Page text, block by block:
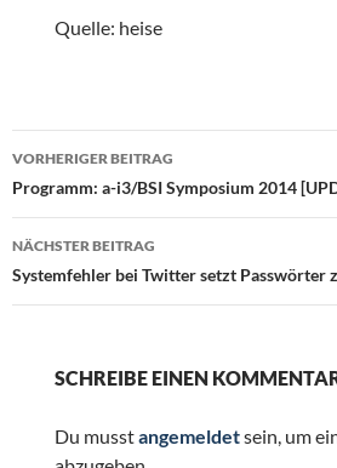
Quelle: heise
Beitragsnavigation
VORHERIGER BEITRAG
Programm: a-i3/BSI Symposium 2014
NÄCHSTER BEITRAG
Systemfehler bei Twitter setzt Passwörter
SCHREIBE EINEN
Du musstangemeldetsein, um